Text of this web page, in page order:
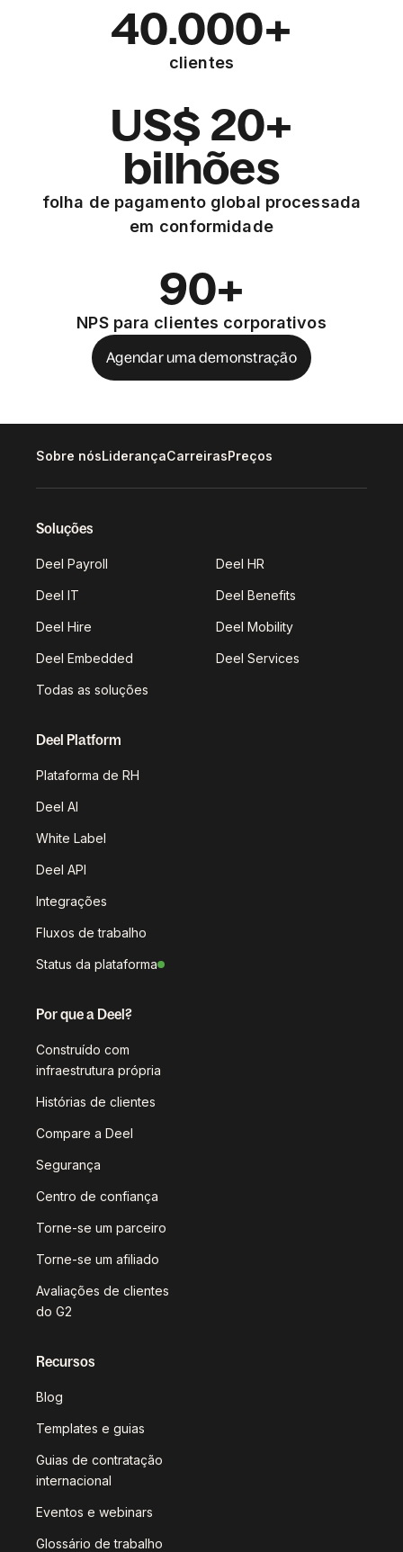
40.000+
clientes
US$ 20+
bilhões
folha de pagamento global processada
em conformidade
90+
NPS para clientes corporativos
Agendar uma demonstração
Sobre nósLiderançaCarreirasPreços
Soluções
Deel Payroll Deel HR
Deel IT Deel Benefits
Deel Hire Deel Mobility
Deel Embedded Deel Services
Todas as soluções
Deel Platform
Plataforma de RH
Deel AI
White Label
Deel API
Integrações
Fluxos de trabalho
Status da plataforma
Por que a Deel?
Construído com
infraestrutura própria
Histórias de clientes
Compare a Deel
Segurança
Centro de confiança
Torne-se um parceiro
Torne-se um afiliado
Avaliações de clientes
do G2
Recursos
Blog
Templates e guias
Guias de contratação
internacional
Eventos e webinars
Glossário de trabalho